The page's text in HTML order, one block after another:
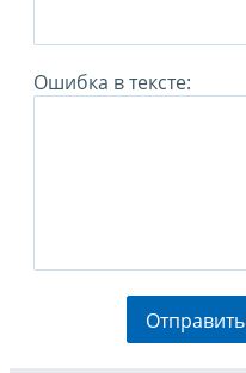
Ошибка в тексте:
Отправить